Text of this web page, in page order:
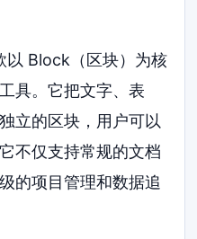
Block（区块）为核
具。它把文字、表
立的区块，用户可以
不仅支持常规的文档
的项目管理和数据追